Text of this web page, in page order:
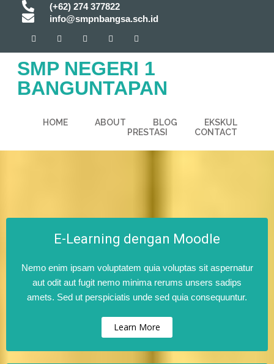
(+62) 274 377822
info@smpnbangsa.sch.id
SMP NEGERI 1
BANGUNTAPAN
HOME ABOUT BLOG
EKSKUL
PRESTASI
CONTACT
E-Learning dengan Moodle
Nemo enim ipsam voluptatem quia voluptas sit aspernatur
aut odit aut fugit nemo minima rerums unsers sadips
amets. Sed ut perspiciatis unde sed quia consequuntur.
Learn More